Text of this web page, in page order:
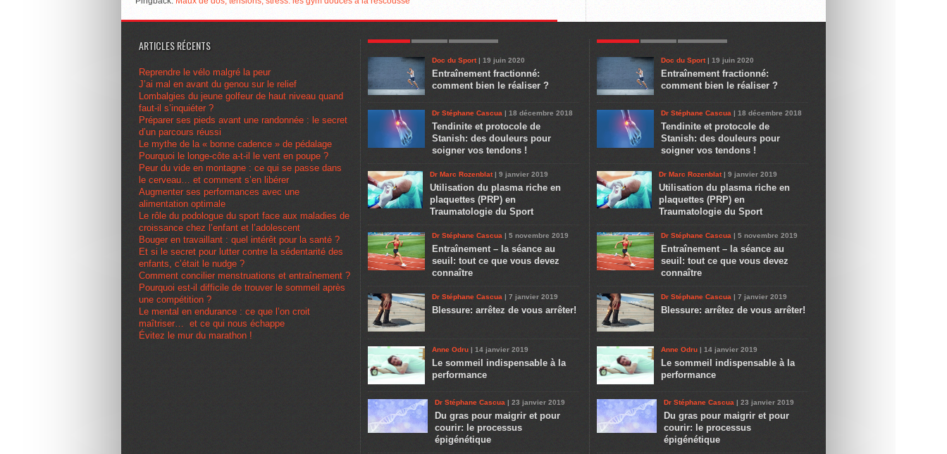
ARTICLES RÉCENTS
Reprendre le vélo malgré la peur
J’ai mal en avant du genou sur le relief
Lombalgies du jeune golfeur de haut niveau quand
faut-il s’inquiéter ?
Préparer ses pieds avant une randonnée : le secret
d’un parcours réussi
Le mythe de la « bonne cadence » de pédalage
Pourquoi le longe-côte a-t-il le vent en poupe ?
Peur du vide en montagne : ce qui se passe dans
le cerveau… et comment s’en libérer
Augmenter ses performances avec une
alimentation optimale
Le rôle du podologue du sport face aux maladies de
croissance chez l’enfant et l’adolescent
Bouger en travaillant : quel intérêt pour la santé ?
Et si le secret pour lutter contre la sédentarité des
enfants, c’était le nudge ?
Comment concilier menstruations et entraînement ?
Pourquoi est-il difficile de trouver le sommeil après
une compétition ?
Le mental en endurance : ce que l’on croit
maîtriser… et ce qui nous échappe
Évitez le mur du marathon !
Doc du Sport | 19 juin 2020
Entraînement fractionné:
comment bien le réaliser ?
Dr Stéphane Cascua | 18 décembre 2018
Tendinite et protocole de
Stanish: des douleurs pour
soigner vos tendons !
Dr Marc Rozenblat| 9 janvier 2019
Utilisation du plasma riche en
plaquettes (PRP) en
Traumatologie du Sport
Dr Stéphane Cascua | 5 novembre 2019
Entraînement – la séance au
seuil: tout ce que vous devez
connaître
Dr Stéphane Cascua | 7 janvier 2019
Blessure: arrêtez de vous arrêter!
Anne Odru | 14 janvier 2019
Le sommeil indispensable à la
performance
Dr Stéphane Cascua | 23 janvier 2019
Du gras pour maigrir et pour
courir: le processus
épigénétique
Doc du Sport| 19 juin 2020
Entraînement fractionné:
comment bien le réaliser ?
Dr Stéphane Cascua | 18 décembre 2018
Tendinite et protocole de
Stanish: des douleurs pour
soigner vos tendons !
Dr Marc Rozenblat| 9 janvier 2019
Utilisation du plasma riche en
plaquettes (PRP) en
Traumatologie du Sport
Dr Stéphane Cascua | 5 novembre 2019
Entraînement – la séance au
seuil: tout ce que vous devez
connaître
Dr Stéphane Cascua | 7 janvier 2019
Blessure: arrêtez de vous arrêter!
Anne Odru | 14 janvier 2019
Le sommeil indispensable à la
performance
Dr Stéphane Cascua | 23 janvier 2019
Du gras pour maigrir et pour
courir: le processus
épigénétique